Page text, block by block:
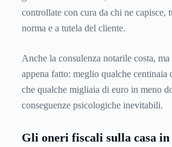
controllate con cura da chi ne capisce,
norma e a tutela del cliente.
Anche la consulenza notarile costa,
appena fatto: meglio qualche centinaia
che qualche migliaia di euro in meno
conseguenze psicologiche inevitabili.
Gli oneri fiscali sulla casa in